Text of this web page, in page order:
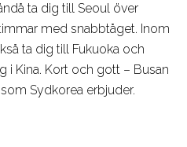
ta dig till Seoul över
med snabbtåget. Inom
ta dig till Fukuoka och
i Kina. Kort och gott – Busan
Sydkorea erbjuder.